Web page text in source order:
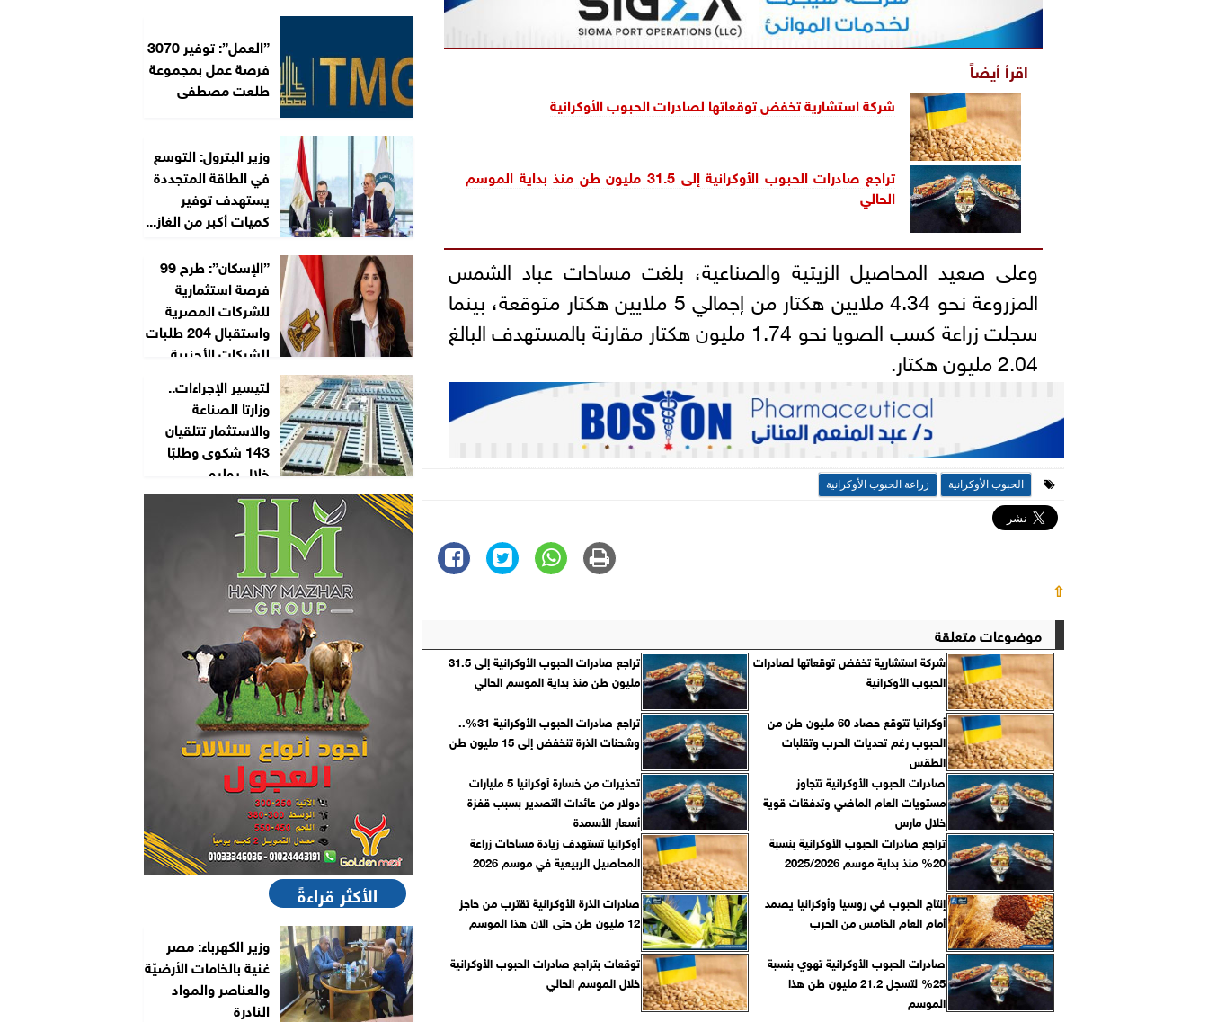
اقرأ أيضاً
شركة استشارية تخفض توقعاتها لصادراتالحبوب الأوكرانية
تراجع صادرات الحبوب الأوكرانية إلى 31.5 مليون طن منذ بداية الموسم
الحالي
وعلى صعيد المحاصيل الزيتية والصناعية، بلغت مساحات عباد الشمس
المزروعة نحو 4.34 ملايين هكتار من إجمالي 5 ملايين هكتار متوقعة، بينما
سجلت زراعة كسب الصويا نحو 1.74 مليون هكتار مقارنة بالمستهدف البالغ
2.04 مليون هكتار.
الحبوب الأوكرانية زراعة الحبوب الأوكرانية
⇧
موضوعات متعلقة
شركة استشارية تخفض توقعاتها لصادرات
الحبوب الأوكرانية
تراجع صادرات الحبوب الأوكرانية إلى 31.5
مليون طن منذ بداية الموسم الحالي
أوكرانيا تتوقع حصاد 60 مليون طن من
الحبوب رغم تحديات الحرب وتقلبات
الطقس
تراجع صادرات الحبوب الأوكرانية 31%..
وشحنات الذرة تنخفض إلى 15 مليون طن
صادرات الحبوب الأوكرانية تتجاوز
مستويات العام الماضي وتدفقات قوية
خلال مارس
تحذيرات من خسارة أوكرانيا 5 مليارات
دولار من عائدات التصدير بسبب قفزة
أسعار الأسمدة
تراجع صادرات الحبوب الأوكرانية بنسبة
20% منذ بداية موسم 2025/2026
أوكرانيا تستهدف زيادة مساحات زراعة
المحاصيل الربيعية في موسم 2026
إنتاج الحبوب في روسيا وأوكرانيا يصمد
أمام العام الخامس من الحرب
صادرات الذرة الأوكرانية تقترب من حاجز
12 مليون طن حتى الآن هذا الموسم
صادرات الحبوب الأوكرانية تهوي بنسبة
25% لتسجل 21.2 مليون طن هذا
الموسم
توقعات بتراجع صادرات الحبوب الأوكرانية
خلال الموسم الحالي
”العمل”: توفير 3070
فرصة عمل بمجموعة
طلعت مصطفى
وزير البترول: التوسع
في الطاقة المتجددة
يستهدف توفير
كميات أكبر من الغاز...
”الإسكان”: طرح 99
فرصة استثمارية
للشركات المصرية
واستقبال 204 طلبات
للشركات الأجنبية...
لتيسير الإجراءات..
وزارتا الصناعة
والاستثمار تتلقيان
143 شكوى وطلبًا
خلال يوليو
الأكثر قراءةً
وزير الكهرباء: مصر
غنية بالخامات الأرضيّة
والعناصر والمواد
النادرة